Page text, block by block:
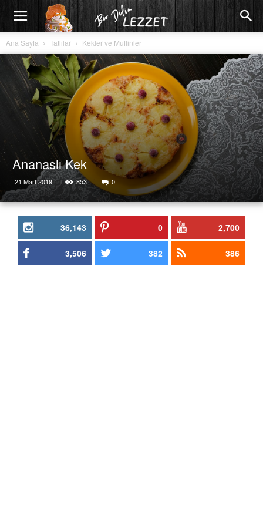
Ana Sayfa Tatlılar Kekler ve Muffinler
Ananaslı Kek
21 Mart 2019 853 0
36,143 0 2,700
3,506 382 386